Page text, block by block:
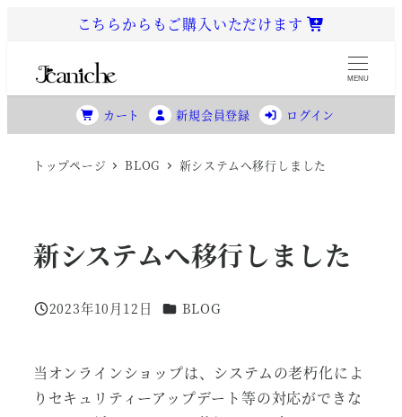
コ
こちらからもご購入いただけます
MENU
カート 新規会員登録 ログイン
トップページ BLOG 新システムへ移行しました
新システムへ移行しました
投稿日
2023年10月12日 カテゴリー
BLOG
当オンラインショップは、システムの老朽化によ
りセキュリティーアップデート等の対応ができな